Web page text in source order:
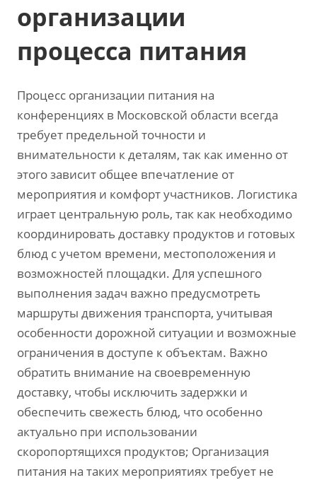
организации
процесса питания
Процесс организации питания на
конференциях в Московской области всегда
требует предельной точности и
внимательности к деталям, так как именно от
этого зависит общее впечатление от
мероприятия и комфорт участников. Логистика
играет центральную роль, так как необходимо
координировать доставку продуктов и готовых
блюд с учетом времени, местоположения и
возможностей площадки. Для успешного
выполнения задач важно предусмотреть
маршруты движения транспорта, учитывая
особенности дорожной ситуации и возможные
ограничения в доступе к объектам. Важно
обратить внимание на своевременную
доставку, чтобы исключить задержки и
обеспечить свежесть блюд, что особенно
актуально при использовании
скоропортящихся продуктов; Организация
питания на таких мероприятиях требует не